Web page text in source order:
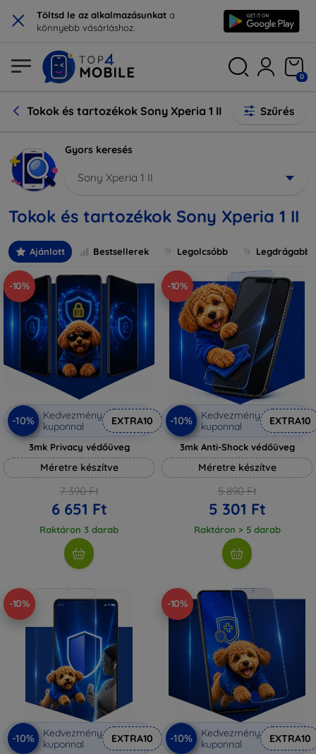
× Töltsd le az alkalmazásunkat a
könnyebb vásárláshoz.
0
Tokok és tartozékok Sony Xperia 1 II Szűrés
Gyors keresés
Sony Xperia 1 II
Tokok és tartozékok Sony Xperia 1 II
Ajánlott Bestsellerek Legolcsóbb Legdrágabb
-10%
-10%
Kedvezmény
kuponnal
EXTRA10
3mk Privacy védőüveg
Méretre készítve
7 390 Ft
6 651 Ft
Raktáron 3 darab
-10%
-10%
Kedvezmény
kuponnal
EXTRA10
3mk Anti-Shock védőüveg
Méretre készítve
5 890 Ft
5 301 Ft
Raktáron > 5 darab
-10%
-10%
Kedvezmény
kuponnal
EXTRA10
-10%
-10%
Kedvezmény
kuponnal
EXTRA10